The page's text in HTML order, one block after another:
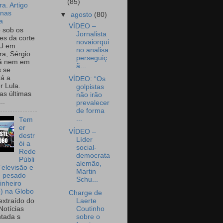
Artigo
sob os
da corte
em
Sérgio
nem em
se
a
Lula.
últimas
Tem
er
destr
ói a
Rede
Públi
e
pesado
na Globo
do
s
(85)
▼agosto (80)
VÍDEO –
Jornalista
novaiorqui
no analisa
perseguiç
ã...
VÍDEO: “Os
golpistas
não irão
prevalecer
de forma
...
VÍDEO –
Líder
social-
democrata
alemão,
Martin
Schu...
Charge de
Laerte
Coutinho
sobre o